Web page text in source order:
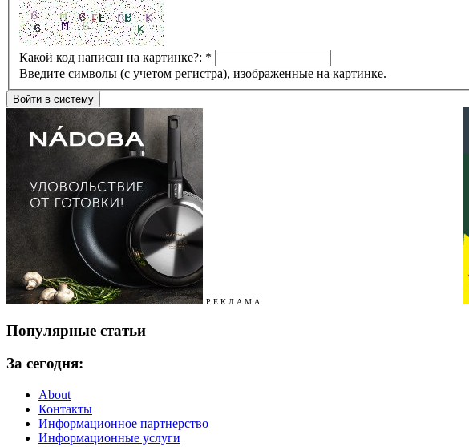
Какой код написан на картинке?: *
Введите символы (с учетом регистра), изображенные на картинке.
Р Е К Л А М А
Популярные статьи
За сегодня:
About
Контакты
Информационное партнерство
Информационные услуги